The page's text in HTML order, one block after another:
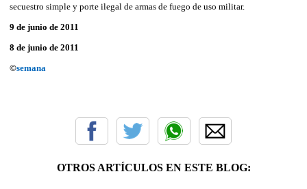
secuestro simple y porte ilegal de armas de fuego de uso militar.
9 de junio de 2011
8 de junio de 2011
©semana
OTROS ARTÍCULOS EN ESTE BLOG: